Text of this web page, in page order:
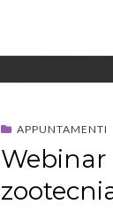
APPUNTAMENTI
Webinar